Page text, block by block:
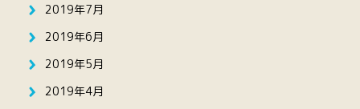
2019年7月
2019年6月
2019年5月
2019年4月